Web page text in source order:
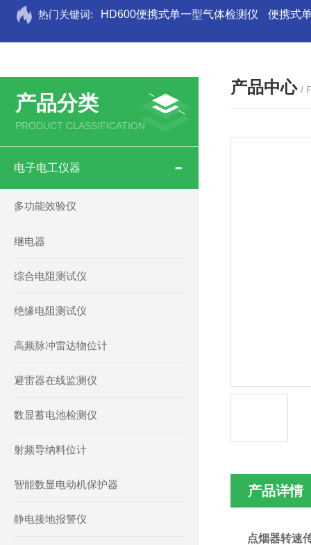
热门关键词: HD600便携式单一型气体检测仪 便携式
产品分类
PRODUCT CLASSIFICATION
电子电工仪器
多功能效验仪
继电器
综合电阻测试仪
绝缘电阻测试仪
高频脉冲雷达物位计
避雷器在线监测仪
数显蓄电池检测仪
射频导纳料位计
智能数显电动机保护器
静电接地报警仪
产品中心 /
产品详情
点烟器转速